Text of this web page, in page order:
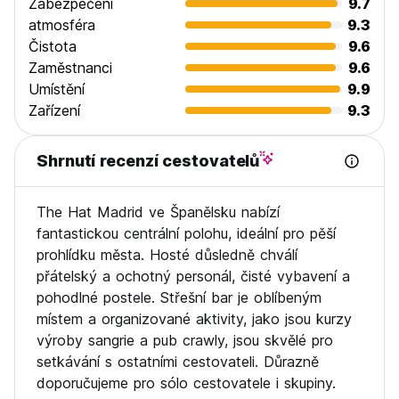
Naše zařízení má v některých pokojích palandy a vyvýšené
postele. Tato okolnost by měla být zohledněna během
pobytu, stejně jako potenciální rizika, která s sebou může
nést. Tím, že zde zákazník zůstane, toto akceptuje a
vzdává se tak jakékoli žaloby proti The Hat Madrid v
případě nehody.
Ručníky lze zapůjčit na recepci za 3 €.
Při odhlášení je zdarma do 14:00, poté stojí 3 € na
zákazníka. Pokud potřebujete další dny, nabízíme cenu 9 €
za den za kus zavazadla. Ujistěte se prosím, že jsou vaše
věci označeny a mějte očíslovanou účtenku pro každé
zavazadlo, které si u nás necháte.
Neexistuje žádný zákaz vycházení.
Pro skupiny uděláme maximum pro to, abychom všechny
ubytovali ve stejných pokojích, ale ne vždy je to možné.
Nepřijímáme však rezervace pro více než 8 osob.
Zabezpečení
9.7
atmosféra
9.3
Čistota
9.6
Zaměstnanci
9.6
Umístění
9.9
Zařízení
9.3
Shrnutí recenzí cestovatelů
The Hat Madrid ve Španělsku nabízí
fantastickou centrální polohu, ideální pro pěší
prohlídku města. Hosté důsledně chválí
přátelský a ochotný personál, čisté vybavení a
pohodlné postele. Střešní bar je oblíbeným
místem a organizované aktivity, jako jsou kurzy
výroby sangrie a pub crawly, jsou skvělé pro
setkávání s ostatními cestovateli. Důrazně
doporučujeme pro sólo cestovatele i skupiny.